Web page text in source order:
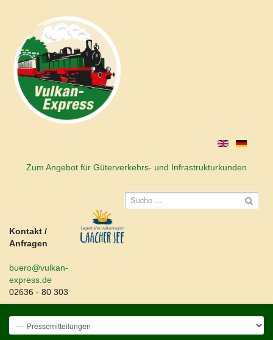
Zum Angebot für Güterverkehrs- und Infrastrukturkunden
Kontakt /
Anfragen
buero@vulkan-
express.de
02636 - 80 303